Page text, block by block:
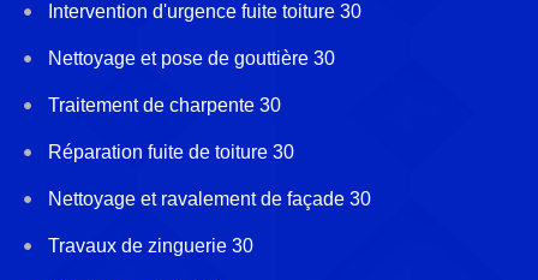
Intervention d'urgence fuite toiture 30
Nettoyage et pose de gouttière 30
Traitement de charpente 30
Réparation fuite de toiture 30
Nettoyage et ravalement de façade 30
Travaux de zinguerie 30